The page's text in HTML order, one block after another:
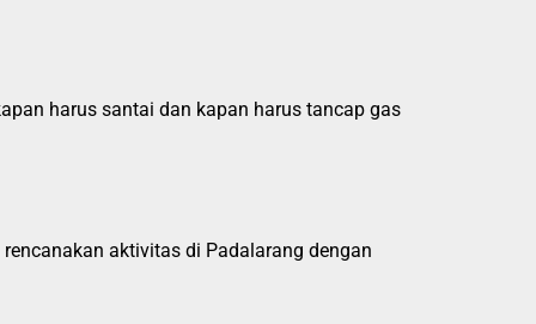
harus santai dan kapan harus tancap gas
aktivitas di Padalarang dengan